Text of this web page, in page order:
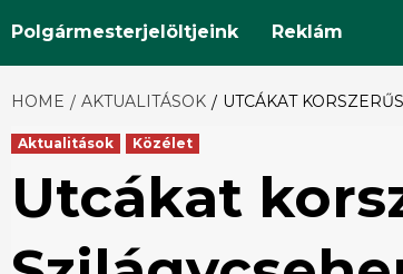
Szó
Polgármesterjelöltjeink Reklám
HOME AKTUALITÁSOK UTCÁKAT
Aktualitások Közélet
Utcákat